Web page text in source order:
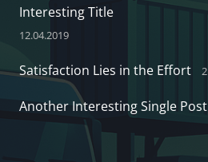
Interesting Title
12.04.2019
Satisfaction Lies in the Effort
Another Interesting Single Post